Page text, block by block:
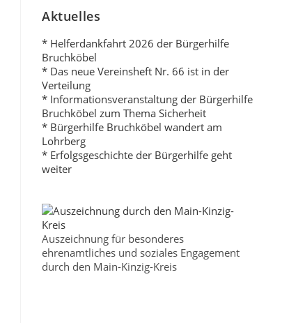
Aktuelles
* Helferdankfahrt 2026 der Bürgerhilfe
Bruchköbel
* Das neue Vereinsheft Nr. 66 ist in der
Verteilung
* Informationsveranstaltung der Bürgerhilfe
Bruchköbel zum Thema Sicherheit
* Bürgerhilfe Bruchköbel wandert am
Lohrberg
* Erfolgsgeschichte der Bürgerhilfe geht
weiter
Auszeichnung für besonderes
ehrenamtliches und soziales Engagement
durch den Main-Kinzig-Kreis